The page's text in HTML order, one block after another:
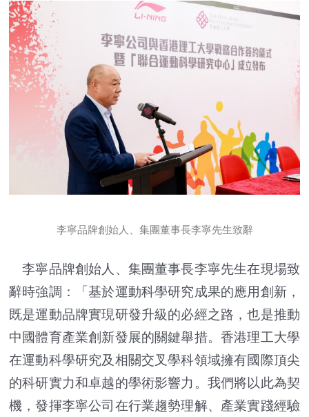
李寧品牌創始人、集團董事長李寧先生致辭
李寧品牌創始人、集團董事長李寧先生在現場致
辭時強調：「基於運動科學研究成果的應用創新，
既是運動品牌實現研發升級的必經之路，也是推動
中國體育產業創新發展的關鍵舉措。香港理工大學
在運動科學研究及相關交叉學科領域擁有國際頂尖
的科研實力和卓越的學術影響力。我們將以此為契
機，發揮李寧公司在行業趨勢理解、產業實踐經驗